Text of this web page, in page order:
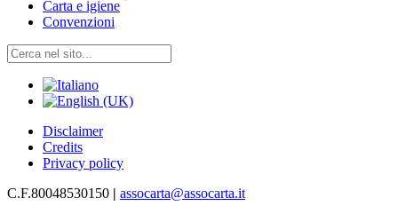
Carta e igiene
Convenzioni
Disclaimer
Credits
Privacy policy
C.F.80048530150 | assocarta@assocarta.it